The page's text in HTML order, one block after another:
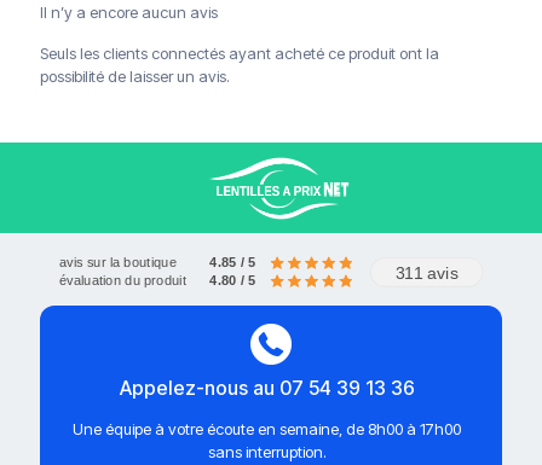
Il n’y a encore aucun avis
Seuls les clients connectés ayant acheté ce produit ont la
possibilité de laisser un avis.
Paiements sécurisés
avis sur la boutique 4.85 / 5
évaluation du produit 4.80 / 5 311 avis
Appelez-nous au 07 54 39 13 36
Une équipe à votre écoute en semaine, de 8h00 à 17h00
sans interruption.